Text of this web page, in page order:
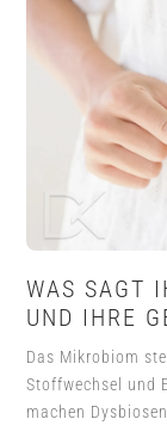
WAS SAGT
UND IHRE
Das Mikrobiom
Stoffwechsel und
machen